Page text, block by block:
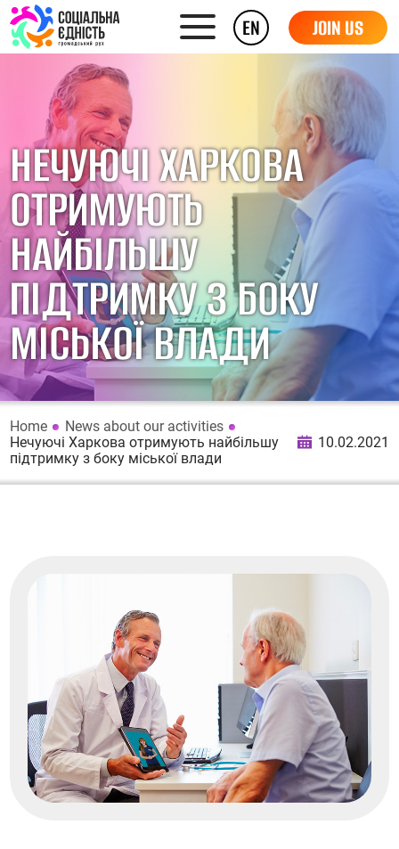
EN JOIN US
НЕЧУЮЧІ ХАРКОВА
ОТРИМУЮТЬ
НАЙБІЛЬШУ
ПІДТРИМКУ З БОКУ
МІСЬКОЇ ВЛАДИ
Home
News about our activities
Нечуючі Харкова отримують найбільшу
підтримку з боку міської влади
10.02.2021